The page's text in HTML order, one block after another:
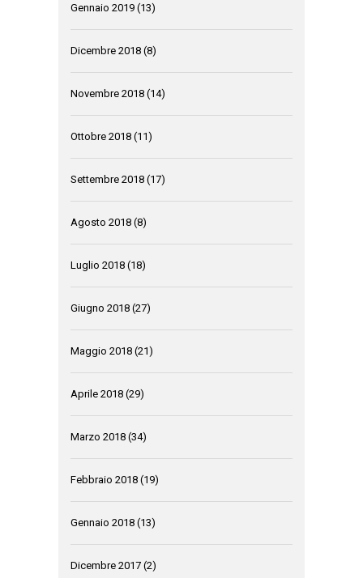
Gennaio 2019 (13)
Dicembre 2018 (8)
Novembre 2018 (14)
Ottobre 2018 (11)
Settembre 2018 (17)
Agosto 2018 (8)
Luglio 2018 (18)
Giugno 2018 (27)
Maggio 2018 (21)
Aprile 2018 (29)
Marzo 2018 (34)
Febbraio 2018 (19)
Gennaio 2018 (13)
Dicembre 2017 (2)